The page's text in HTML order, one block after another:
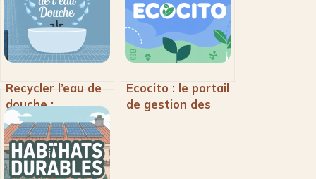
Recycler l’eau de
douche :
systèmes,
économies et
installation
Ecocito : le portail
de gestion des